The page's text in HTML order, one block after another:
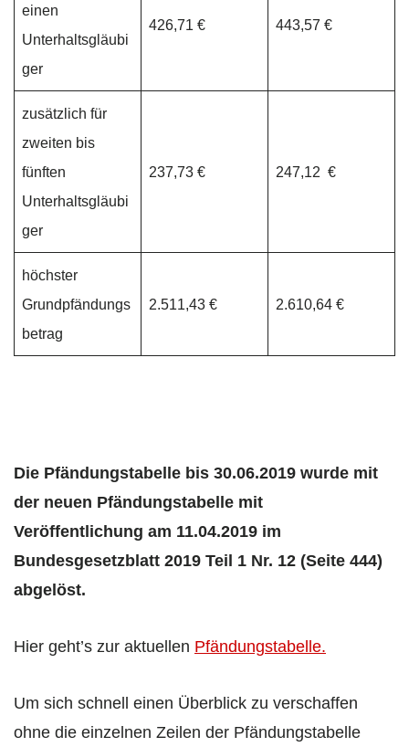
einen
Unterhaltsgläubi
ger
426,71 € 443,57 €
zusätzlich für
zweiten bis
fünften
Unterhaltsgläubi
ger
237,73 € 247,12 €
höchster
Grundpfändungs
betrag
2.511,43 € 2.610,64 €
Die Pfändungstabelle bis 30.06.2019 wurde mit
der neuen Pfändungstabelle mit
Veröffentlichung am 11.04.2019 im
Bundesgesetzblatt 2019 Teil 1 Nr. 12 (Seite 444)
abgelöst.
Hier geht’s zur aktuellen Pfändungstabelle.
Um sich schnell einen Überblick zu verschaffen
ohne die einzelnen Zeilen der Pfändungstabelle